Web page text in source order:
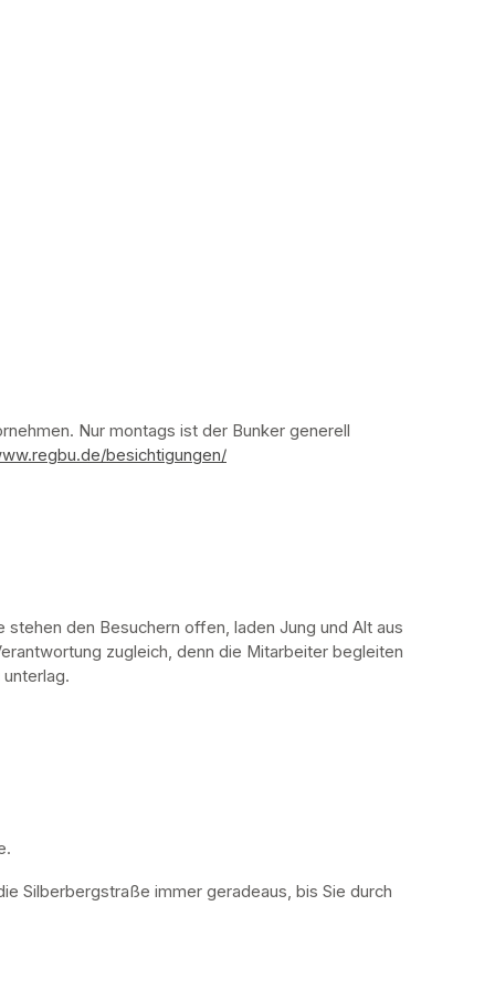
Nur montags ist der Bunker generell
besichtigungen/
den Besuchern offen, laden Jung und Alt aus
zugleich, denn die Mitarbeiter begleiten
Silberbergstraße immer geradeaus, bis Sie durch